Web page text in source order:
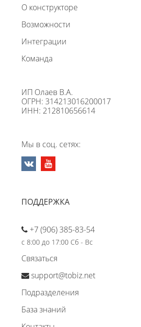
О конструкторе
Возможности
Интеграции
Команда
ИП Олаев В.А.
ОГРН: 314213016200017
ИНН: 212810656614
Мы в соц. сетях:
ПОДДЕРЖКА
+7 (906) 385-83-54
с 8:00 до 17:00 Сб - Вс
Связаться
support@tobiz.net
Подразделения
База знаний